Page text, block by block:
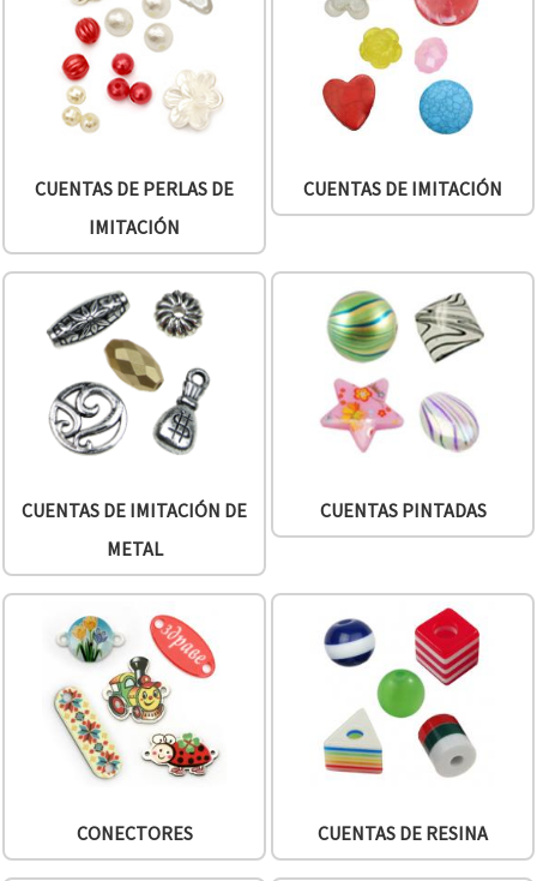
CUENTAS DE PERLAS DE
IMITACIÓN
CUENTAS DE IMITACIÓN
CUENTAS DE IMITACIÓN DE
METAL
CUENTAS PINTADAS
CONECTORES CUENTAS DE RESINA